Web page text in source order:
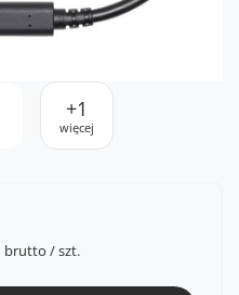
+1
więcej
brutto /szt.